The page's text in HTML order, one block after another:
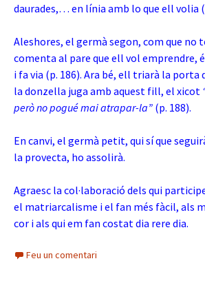
daurades,… en línia amb lo que ell volia
Aleshores, el germà segon, com que no
comenta al pare que ell vol emprendre,
i fa via (p. 186). Ara bé, ell triarà la porta
la donzella juga amb aquest fill, el xicot
però no pogué mai atrapar-la” (p. 188).
En canvi, el germà petit, qui sí que
la provecta, ho assolirà.
Agraesc la col·laboració dels qui
el matriarcalisme i el fan més fàcil, als
cor i als qui em fan costat dia rere dia.
Feu un comentari